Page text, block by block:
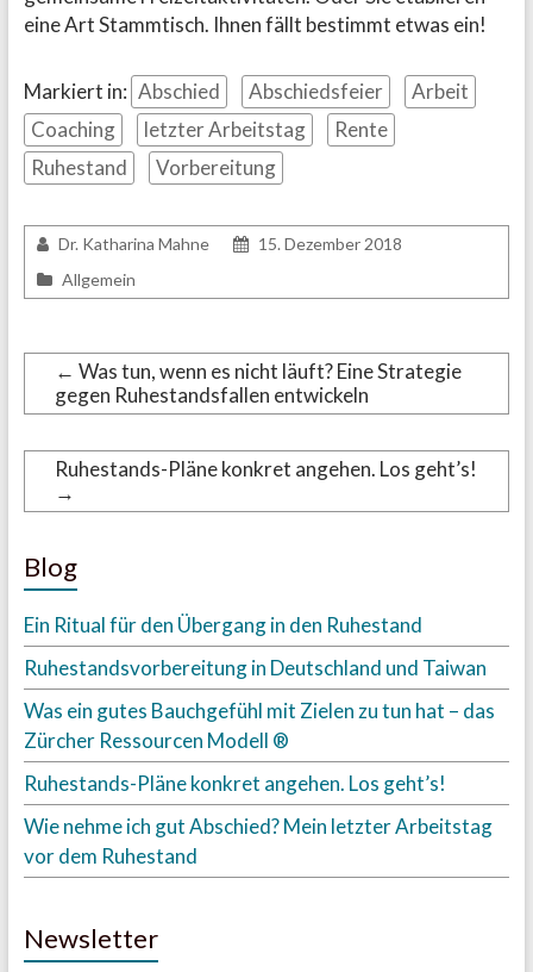
eine Art Stammtisch. Ihnen fällt bestimmt etwas ein!
Markiert in: Abschied Abschiedsfeier
Arbeit
Coaching
letzter Arbeitstag
Rente
Ruhestand
Vorbereitung
Dr. Katharina Mahne
15. Dezember 2018
Allgemein
← Was tun, wenn es nicht läuft? Eine Strategie
gegen Ruhestandsfallen entwickeln
Ruhestands-Pläne konkret angehen. Los geht’s!
→
Blog
Ein Ritual für den Übergang in den Ruhestand
Ruhestandsvorbereitung in Deutschland und Taiwan
Was ein gutes Bauchgefühl mit Zielen zu tun hat – das
Zürcher Ressourcen Modell ®
Ruhestands-Pläne konkret angehen. Los geht’s!
Wie nehme ich gut Abschied? Mein letzter Arbeitstag
vor dem Ruhestand
Newsletter